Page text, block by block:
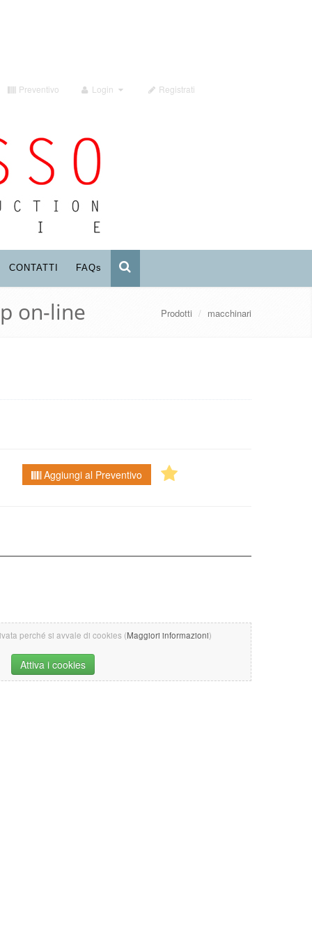
Preventivo Login Registrati
CONTATTI FAQs
on-line Prodotti / macchinari
Aggiungi al Preventivo
perché si avvale di cookies (Maggiori informazioni)
Attiva i cookies